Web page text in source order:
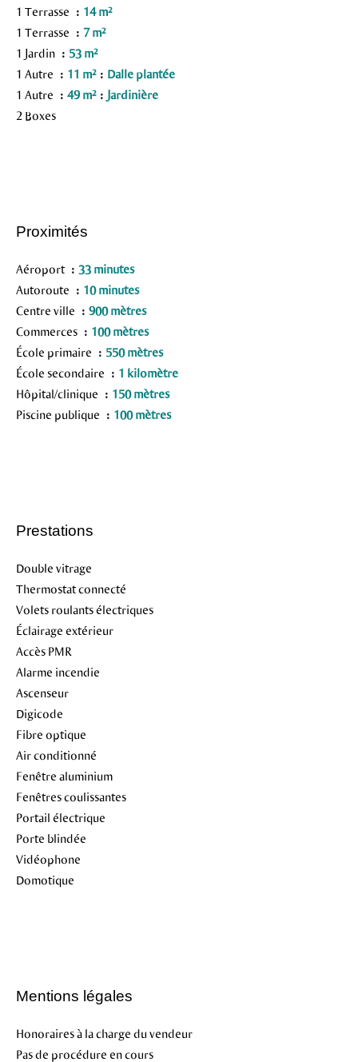
1 Terrasse
14 m²
1 Terrasse
7 m²
1 Jardin
53 m²
1 Autre
11 m²
Dalle plantée
1 Autre
49 m²
Jardinière
2 Boxes
Proximités
Aéroport
33 minutes
Autoroute
10 minutes
Centre ville
900 mètres
Commerces
100 mètres
École primaire
550 mètres
École secondaire
1 kilomètre
Hôpital/clinique
150 mètres
Piscine publique
100 mètres
Prestations
Double vitrage
Thermostat connecté
Volets roulants électriques
Éclairage extérieur
Accès PMR
Alarme incendie
Ascenseur
Digicode
Fibre optique
Air conditionné
Fenêtre aluminium
Fenêtres coulissantes
Portail électrique
Porte blindée
Vidéophone
Domotique
Mentions légales
Honoraires à la charge du vendeur
Pas de procédure en cours